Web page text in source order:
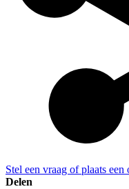
Stel een vraag of plaats
Delen